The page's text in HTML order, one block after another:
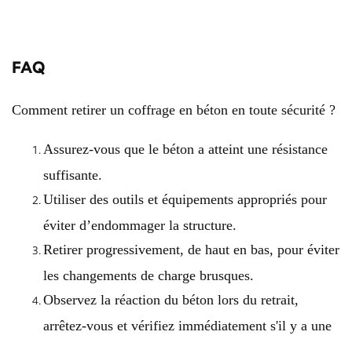
FAQ
Comment retirer un coffrage en béton en toute sécurité ?
Assurez-vous que le béton a atteint une résistance
suffisante.
Utiliser des outils et équipements appropriés pour
éviter d’endommager la structure.
Retirer progressivement, de haut en bas, pour éviter
les changements de charge brusques.
Observez la réaction du béton lors du retrait,
arrêtez-vous et vérifiez immédiatement s'il y a une